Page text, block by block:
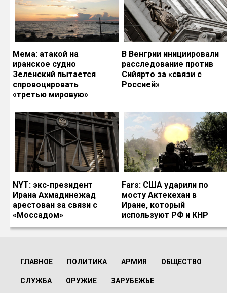
Мема: атакой на
иранское судно
Зеленский пытается
спровоцировать
«третью мировую»
В Венгрии инициировали
расследование против
Сийярто за «связи с
Россией»
NYT: экс-президент
Ирана Ахмадинежад
арестован за связи с
«Моссадом»
Fars: США ударили по
мосту Актекехан в
Иране, который
используют РФ и КНР
ГЛАВНОЕ ПОЛИТИКА АРМИЯ ОБЩЕСТВО
СЛУЖБА ОРУЖИЕ ЗАРУБЕЖЬЕ